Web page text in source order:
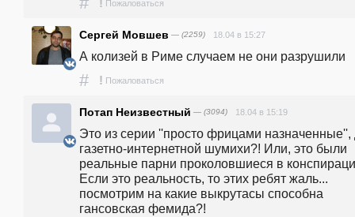
! Пожаловаться
Сергей Мовшев — (2259) 18.04 в 15:27
А колизей в Риме случаем не они разрушили
# ! Пожаловаться
Потап Неизвестный — (3094) 18.04 в 15:19
Это из серии ''просто фрицами назначенные'',
газетно-интернетной шумихи?! Или, это были
реальные парни проколовшиеся в
Если это реальность, то этих ребят жаль...
посмотрим на какие выкрутасы способна
гансовская фемида?!